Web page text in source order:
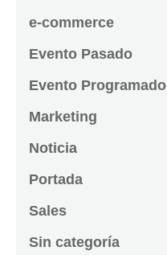
e-commerce
Evento Pasado
Evento Programado
Marketing
Noticia
Portada
Sales
Sin categoría